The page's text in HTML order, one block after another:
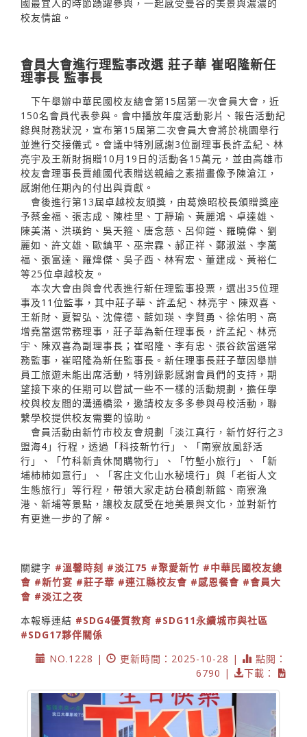
國最宜人的時節踴躍參與，一起感受曼谷的美景與濃濃的
校友情誼。
會員大會進行理監事改選 莊子華 崔昭隆新任
理事長 監事長
下午舉辦中華民國校友總會第15屆第一次會員大會，近
150名會員代表參與。會中播放年度活動影片、報告活動紀
錄與財務狀況，宣布第15屆第二次會員大會將於桃園舉行
並進行交接儀式。會議中特別感謝3位副理事長許孟紀、林
亮宇及王新財捐贈10月19日的活動各15萬元，並由高雄市
校友會理事長賈維國代表贈送親繪之素描畫像予陳滄江，
感謝他任期內的付出與貢獻。
會後進行第13屆卓越校友頒獎，由葛煥昭校長頒贈獎座
予蔡金福、張志成、陳桂里、丁靜瑜、黃麗鴻、卓達雄、
陳美滿、洪瑛鈞、吳天箍、唐念慈、呂仰鎧、羅曉偉、劉
麗如、許文雄、歐鎮平、巫宗霖、郝正祥、鄭淑滋、李萬
福、張富達、羅煒傑、吳子酉、林宥宏、董建成、黃裕仁
等25位卓越校友。
本次大會由與會代表進行新任理監事投票，選出35位理
事及11位監事，其中莊子華、許孟紀、林亮宇、陳双喜、
王新財、夏智弘、沈偉德、藍如瑛、李賢勇、徐佑明、高
增堯當選常務理事，莊子華為新任理事長，許孟紀、林亮
宇、陳双喜為副理事長；崔昭隆、李有忠、張谷欽當選常
務監事，崔昭隆為新任監事長。新任理事長莊子華因舉辦
員工旅遊未能出席活動，特別錄影感謝會員們的支持，期
望接下來的任期可以嘗試一些不一樣的活動規劃，擔任學
校與校友間的溝通橋梁，邀請校友多多參與母校活動，聯
繫學校提供校友需要的協助。
會員活動由新竹市校友會規劃「淡江真行，新竹好行之3
盟海4」行程，透過「科技新竹行」、「南寮放風舒活
行」、「竹科新貴休閒購物行」、「竹塹小旅行」、「新
埔杮杮如意行」、「客庄文化山水秘境行」與「老街人文
生態旅行」等行程，帶領大家走訪台積創新館、南寮漁
港、新埔等景點，讓校友感受在地美景與文化，並對新竹
有更進一步的了解。
關鍵字 #溫馨時刻 #淡江75 #聚愛新竹 #中華民國校友總
會 #新竹宴 #莊子華 #連江縣校友會 #感恩餐會 #會員大
會 #淡江之夜
本報導連結 #SDG4優質教育 #SDG11永續城市與社區
#SDG17夥伴關係
NO.1228 |
更新時間：2025-10-28 |
點閱：
6790 |
下載：